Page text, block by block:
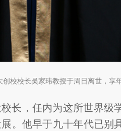
创校校长吴家玮教授于周日离世，享
长，任内为这所世界
。他早于九十年代已别